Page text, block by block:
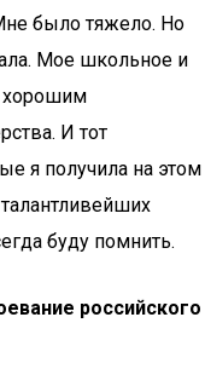
было тяжело. Но
Мое школьное и
хорошим
И тот
я получила на этом
буду помнить.
российского